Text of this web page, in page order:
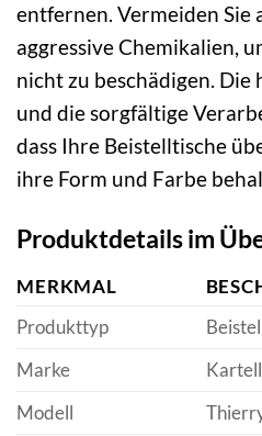
entfernen. Vermeiden Sie
aggressive Chemikalien,
nicht zu beschädigen.
und die sorgfältige
dass Ihre Beistelltische
ihre Form und Farbe
Produktdetails im
MERKMAL
Produkttyp
Marke
Kartell
Modell